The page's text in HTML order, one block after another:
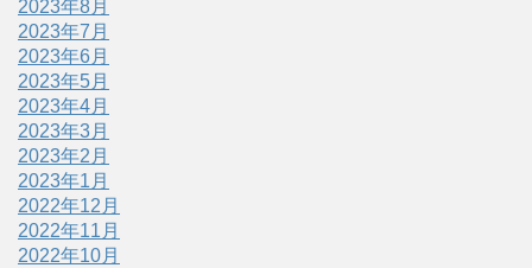
2023年8月
2023年7月
2023年6月
2023年5月
2023年4月
2023年3月
2023年2月
2023年1月
2022年12月
2022年11月
2022年10月